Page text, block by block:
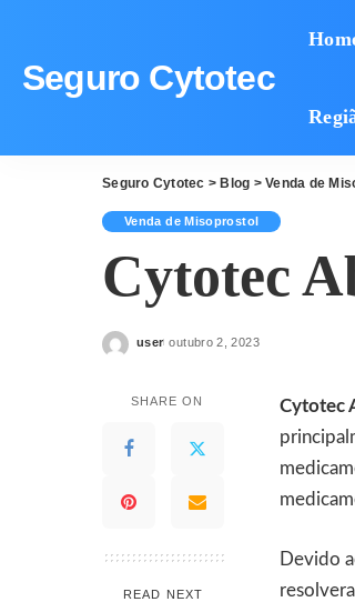
Seguro Cytotec
Seguro Cytotec > Blog >Venda de
Venda de Misoprostol
Cytotec
Posted
user outubro 2, 2023
SHARE ON
READ NEXT
Cytotec
Devido